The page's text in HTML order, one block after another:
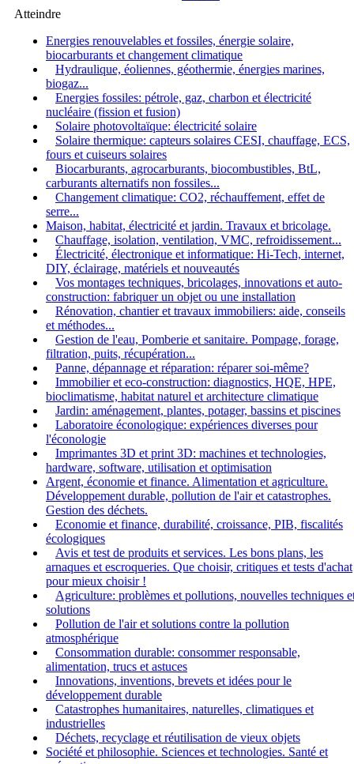
Atteindre
Energies renouvelables et fossiles, énergie solaire,
biocarburants et changement climatique
Hydraulique, éoliennes, géothermie, énergies marines,
biogaz...
Energies fossiles: pétrole, gaz, charbon et électricité
nucléaire (fission et fusion)
Solaire photovoltaïque: électricité solaire
Solaire thermique: capteurs solaires CESI, chauffage, ECS,
fours et cuiseurs solaires
Biocarburants, agrocarburants, biocombustibles, BtL,
carburants alternatifs non fossiles...
Changement climatique: CO2, réchauffement, effet de
serre...
Maison, habitat, électricité et jardin. Travaux et bricolage.
Chauffage, isolation, ventilation, VMC, refroidissement...
Électricité, électronique et informatique: Hi-Tech, internet,
DIY, éclairage, matériels et nouveautés
Vos montages techniques, bricolages, innovations et auto-
construction: fabriquer un objet ou une installation
Rénovation, chantier et travaux immobiliers: aide, conseils
et méthodes...
Gestion de l'eau, Pomberie et sanitaire. Pompage, forage,
filtration, puits, récupération...
Panne, dépannage et réparation: réparer soi-même?
Immobilier et eco-construction: diagnostics, HQE, HPE,
bioclimatisme, habitat naturel et architecture climatique
Jardin: aménagement, plantes, potager, bassins et piscines
Laboratoire éconologique: expériences diverses pour
l'éconologie
Imprimantes 3D et print 3D: machines et technologies,
hardware, software, utilisation et optimisation
Argent, économie et finance. Alimentation et agriculture.
Développement durable, pollution de l'air et catastrophes.
Gestion des déchets.
Economie et finance, durabilité, croissance, PIB, fiscalités
écologiques
Avis et test de produits et services. Les bons plans, les
arnaques et escroqueries. Que choisir, critiques et tests d'achat
pour mieux choisir !
Agriculture: problèmes et pollutions, nouvelles techniques
solutions
Pollution de l'air et solutions contre la pollution
atmosphérique
Consommation durable: consommer responsable,
alimentation, trucs et astuces
Innovations, inventions, brevets et idées pour le
développement durable
Catastrophes humanitaires, naturelles, climatiques et
industrielles
Déchets, recyclage et réutilisation de vieux objets
Société et philosophie. Sciences et technologies. Santé et